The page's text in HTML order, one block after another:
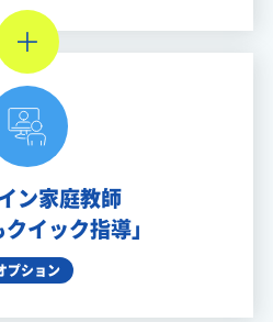
ン家庭教師
クイック指導」
プション